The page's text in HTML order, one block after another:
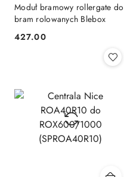
Moduł bramowy rollergate do
bram rolowanych Blebox
Cena:
427.00